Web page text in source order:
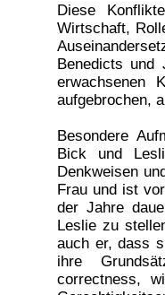
Diese
Wirtschaft,
Benedicts
erwachsenen
aufgebrochen,
Besondere
Bick und
Denkweisen
Frau und ist
der Jahre
Leslie zu
auch er, dass
ihre
correctness,